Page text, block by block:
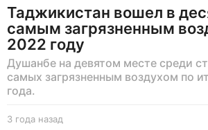
Таджикистан вошел в
самым загрязненным
2022 году
Душанбе на девятом месте среди
самых загрязненным воздухом по
года.
3 года назад